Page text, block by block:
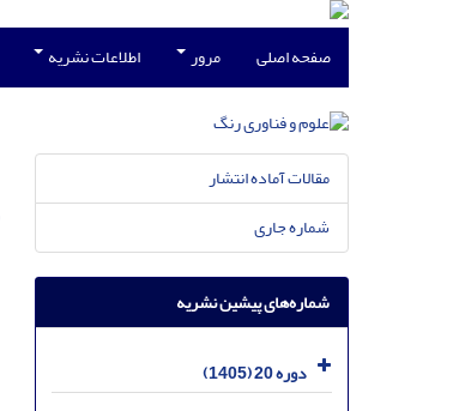
صفحه اصلی مرور اطلاعات نشریه
مقالات آماده انتشار
شماره جاری
شماره‌های پیشین نشریه
دوره 20 (1405)